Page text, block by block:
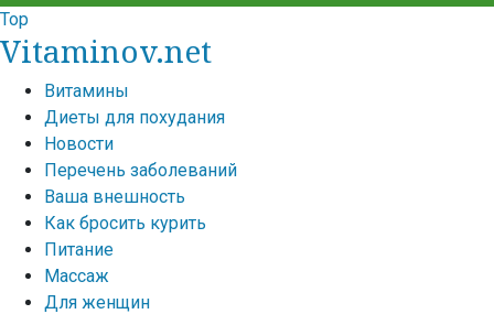
Top
Vitaminov.net
Витамины
Диеты для похудания
Новости
Перечень заболеваний
Ваша внешность
Как бросить курить
Питание
Массаж
Для женщин